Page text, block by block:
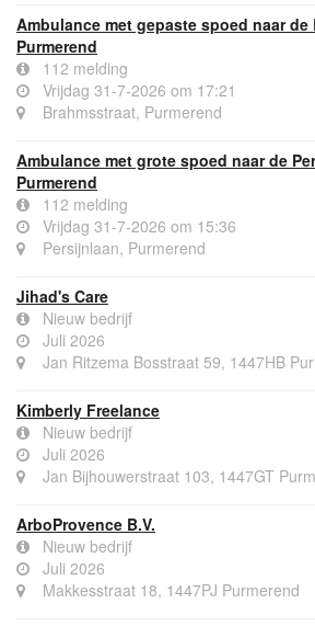
Ambulance met gepaste spoed naar de
Purmerend
112 melding
Vrijdag 31-7-2026 om 17:21
Brahmsstraat, Purmerend
Ambulance met grote spoed naar de
Purmerend
112 melding
Vrijdag 31-7-2026 om 15:36
Persijnlaan, Purmerend
Jihad's Care
Nieuw bedrijf
Juli 2026
Jan Ritzema Bosstraat 59, 1447HB
Kimberly Freelance
Nieuw bedrijf
Juli 2026
Jan Bijhouwerstraat 103, 1447GT
ArboProvence B.V.
Nieuw bedrijf
Juli 2026
Makkesstraat 18, 1447PJ Purmerend